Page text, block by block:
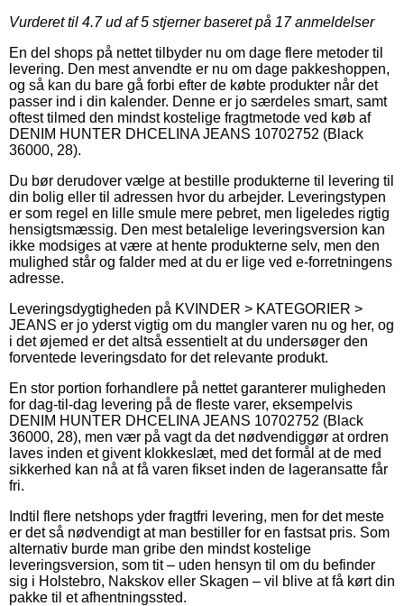
Vurderet til 4.7ud af 5 stjerner baseret på 17anmeldelser
En del shops på nettet tilbyder nu om dage flere metoder til
levering. Den mest anvendte er nu om dage pakkeshoppen,
og så kan du bare gå forbi efter de købte produkter når det
passer ind i din kalender. Denne er jo særdeles smart, samt
oftest tilmed den mindst kostelige fragtmetode ved køb af
DENIM HUNTER DHCELINA JEANS 10702752 (Black
36000, 28).
Du bør derudover vælge at bestille produkterne til levering til
din bolig eller til adressen hvor du arbejder. Leveringstypen
er som regel en lille smule mere pebret, men ligeledes rigtig
hensigtsmæssig. Den mest betalelige leveringsversion kan
ikke modsiges at være at hente produkterne selv, men den
mulighed står og falder med at du er lige ved e-forretningens
adresse.
Leveringsdygtigheden på KVINDER > KATEGORIER >
JEANS er jo yderst vigtig om du mangler varen nu og her, og
i det øjemed er det altså essentielt at du undersøger den
forventede leveringsdato for det relevante produkt.
En stor portion forhandlere på nettet garanterer muligheden
for dag-til-dag levering på de fleste varer, eksempelvis
DENIM HUNTER DHCELINA JEANS 10702752 (Black
36000, 28), men vær på vagt da det nødvendiggør at ordren
laves inden et givent klokkeslæt, med det formål at de med
sikkerhed kan nå at få varen fikset inden de lageransatte får
fri.
Indtil flere netshops yder fragtfri levering, men for det meste
er det så nødvendigt at man bestiller for en fastsat pris. Som
alternativ burde man gribe den mindst kostelige
leveringsversion, som tit – uden hensyn til om du befinder
sig i Holstebro, Nakskov eller Skagen – vil blive at få kørt din
pakke til et afhentningssted.